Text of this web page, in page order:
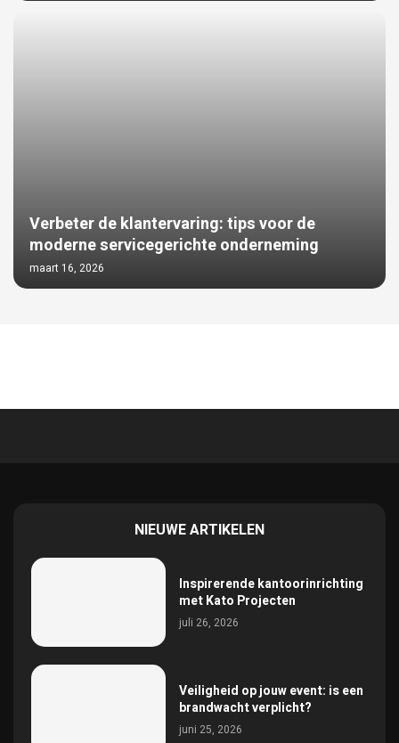
Verbeter de klantervaring: tips voor de
moderne servicegerichte onderneming
maart 16, 2026
NIEUWE ARTIKELEN
Inspirerende kantoorinrichting
met Kato Projecten
juli 26, 2026
Veiligheid op jouw event: is een
brandwacht verplicht?
juni 25, 2026